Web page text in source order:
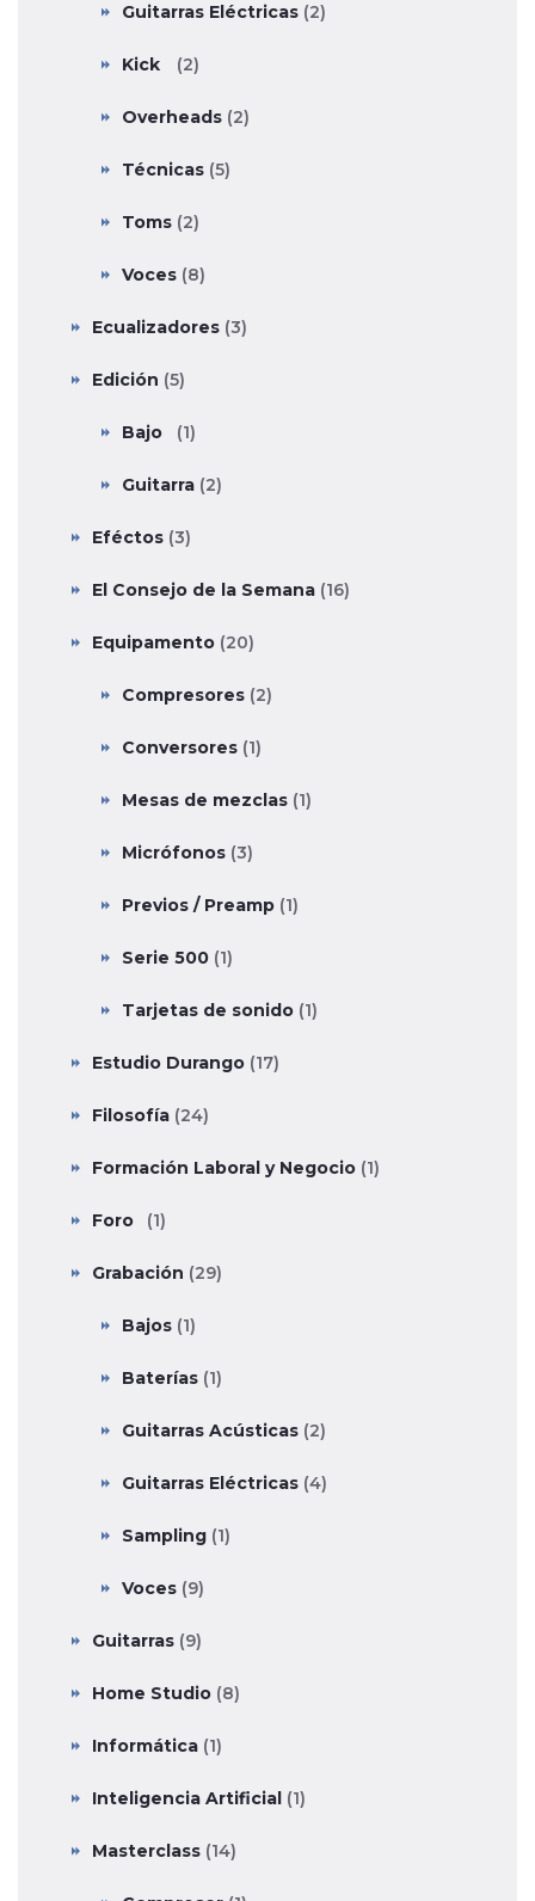
Guitarras Eléctricas (2)
Kick (2)
Overheads (2)
Técnicas (5)
Toms (2)
Voces (8)
Ecualizadores (3)
Edición (5)
Bajo (1)
Guitarra (2)
Eféctos (3)
El Consejo de la Semana (16)
Equipamento (20)
Compresores (2)
Conversores (1)
Mesas de mezclas (1)
Micrófonos (3)
Previos / Preamp (1)
Serie 500 (1)
Tarjetas de sonido (1)
Estudio Durango (17)
Filosofía (24)
Formación Laboral y Negocio (1)
Foro (1)
Grabación (29)
Bajos (1)
Baterías (1)
Guitarras Acústicas (2)
Guitarras Eléctricas (4)
Sampling (1)
Voces (9)
Guitarras (9)
Home Studio (8)
Informática (1)
Inteligencia Artificial (1)
Masterclass (14)